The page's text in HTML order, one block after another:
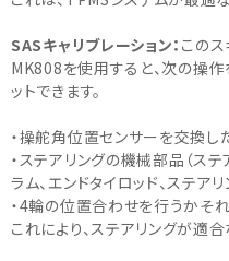
SASキャリブレーション： この
MK808を使用すると、次の操作
ットできます。
・操舵角位置センサーを交換し
・ステアリングの機械部品（ス
ラム、エンドタイロッド、ステア
・4輪の位置合わせを行うかそ
これにより、ステアリングが適